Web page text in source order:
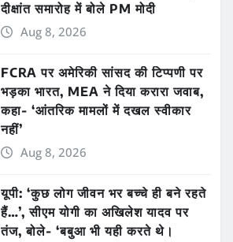
दीक्षांत समारोह में बोले PM मोदी
Aug 8, 2026
FCRA पर अमेरिकी सांसद की टिप्पणी पर
भड़का भारत, MEA ने दिया करारा जवाब,
कहा- ‘आंतरिक मामलों में दखल स्वीकार
नहीं’
Aug 8, 2026
यूपी: ‘कुछ लोग जीवन भर बच्चे ही बने रहते
हैं…’, सीएम योगी का अखिलेश यादव पर
तंज, बोले- ‘बबुआ भी यही करते थे।